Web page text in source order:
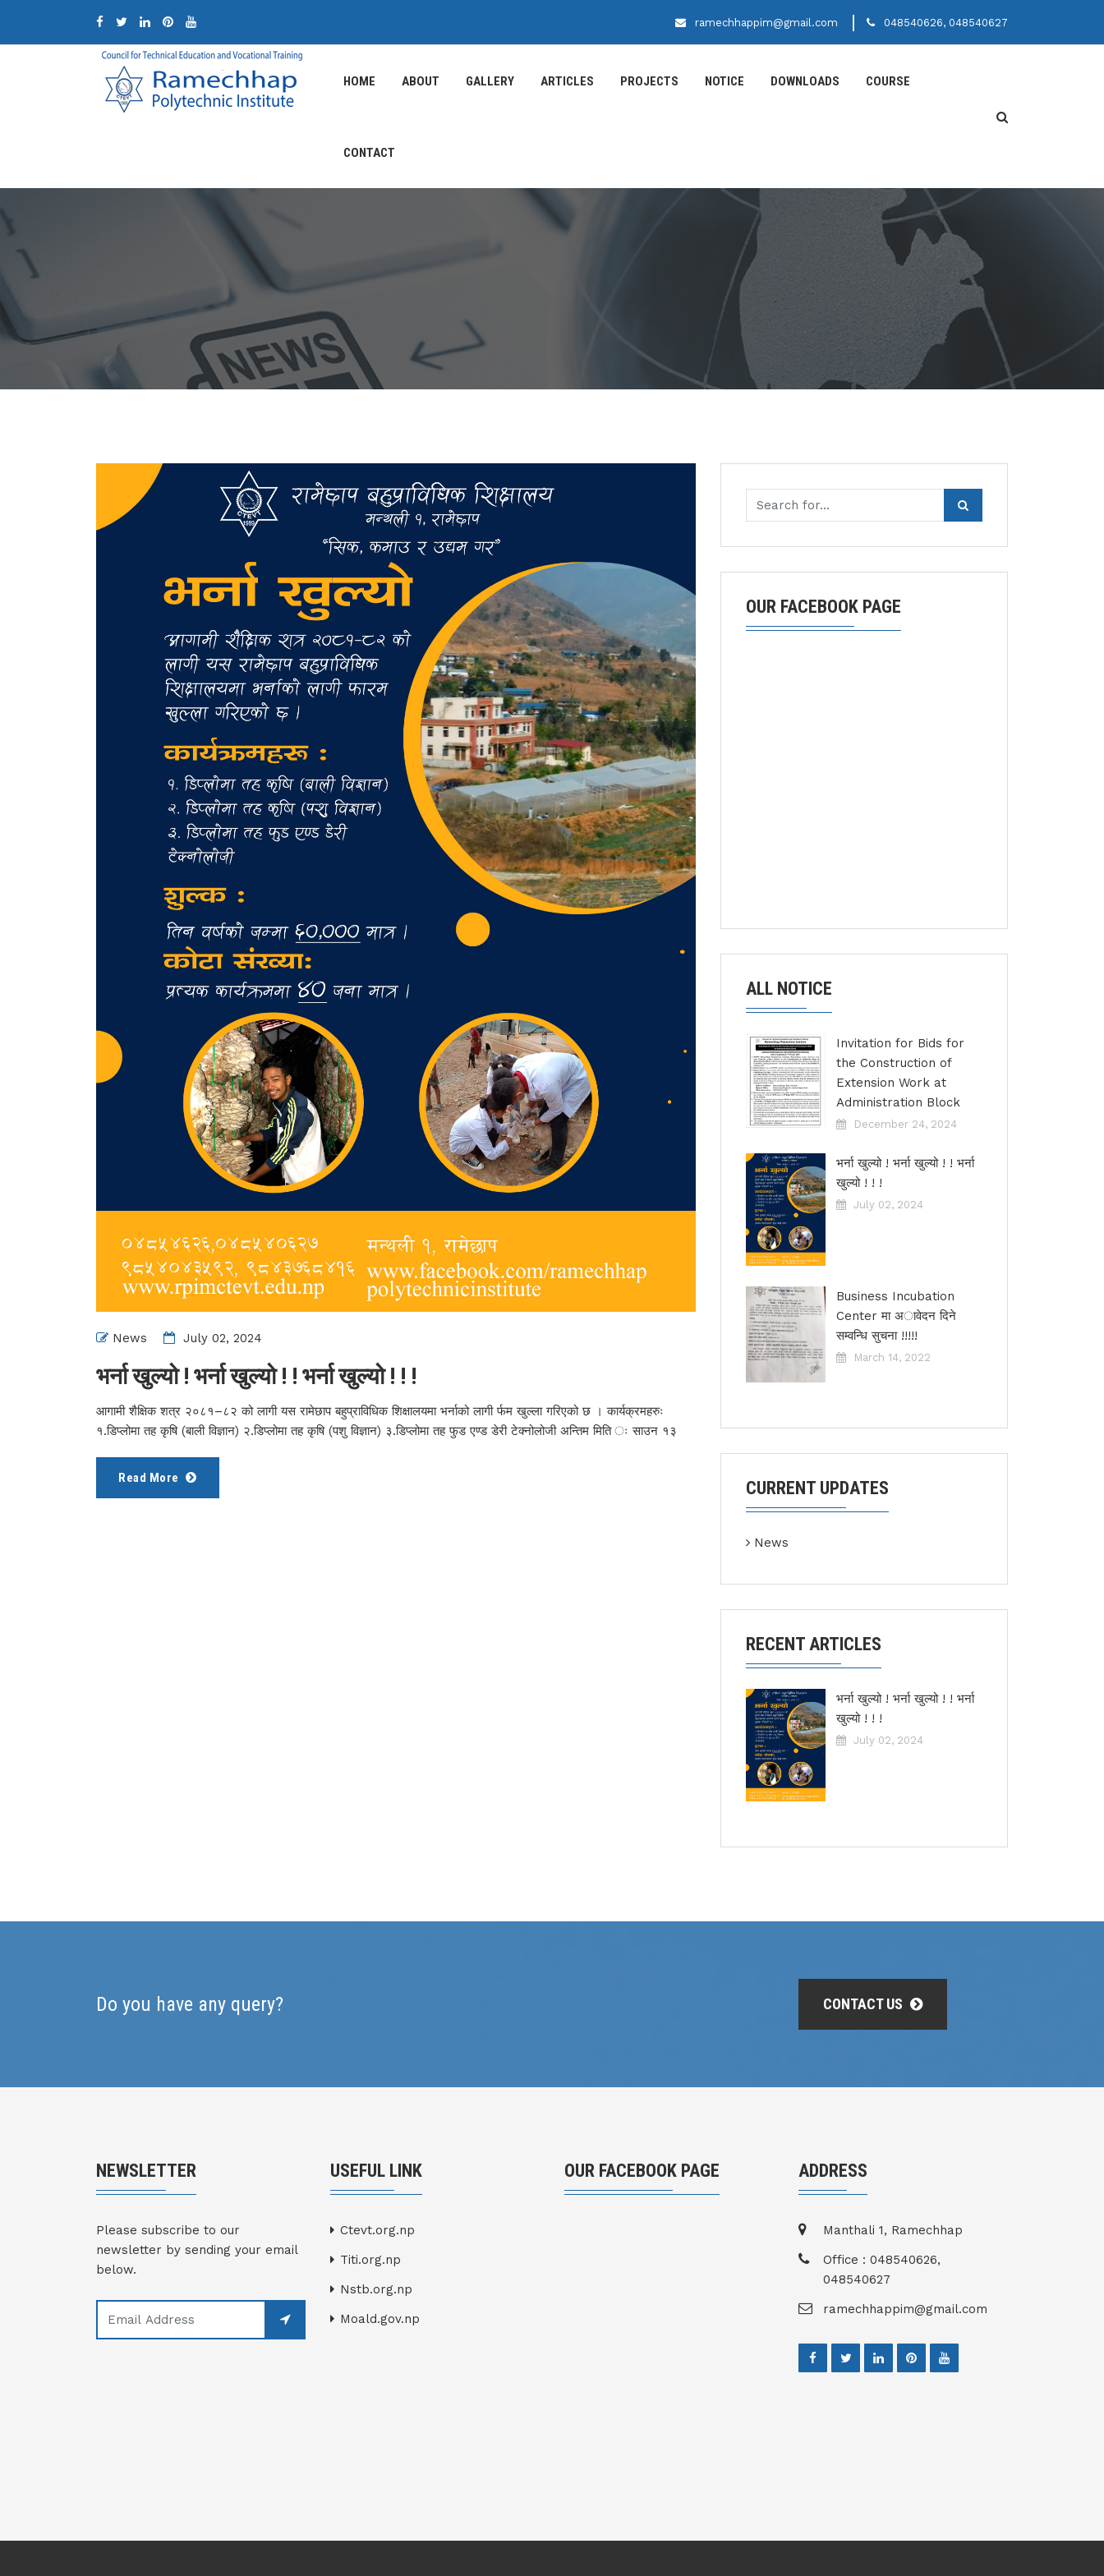
ramechhappim@gmail.com 048540626, 048540627
HOME ABOUT GALLERY ARTICLES PROJECTS NOTICE DOWNLOADS COURSE
CONTACT
News July 02, 2024
भर्ना खुल्यो ! भर्ना खुल्यो ! ! भर्ना खुल्यो ! ! !
आगामी शैक्षिक शत्र २०८१–८२ को लागी यस रामेछाप बहुप्राविधिक शिक्षालयमा भर्नाको लागी र्फम खुल्ला गरिएको छ । कार्यक्रमहरुः
१.डिप्लोमा तह कृषि (बाली विज्ञान) २.डिप्लोमा तह कृषि (पशु विज्ञान) ३.डिप्लोमा तह फुड एण्ड डेरी टेक्नोलोजी अन्तिम मिति ः साउन १३
Read More
OUR FACEBOOK PAGE
ALL NOTICE
Invitation for Bids for
the Construction of
Extension Work at
Administration Block
December 24, 2024
भर्ना खुल्यो ! भर्ना खुल्यो ! ! भर्ना
खुल्यो ! ! !
July 02, 2024
Business Incubation
Center मा अावेदन दिने
सम्वन्धि सुचना !!!!!
March 14, 2022
CURRENT UPDATES
News
RECENT ARTICLES
भर्ना खुल्यो ! भर्ना खुल्यो ! ! भर्ना
खुल्यो ! ! !
July 02, 2024
Do you have any query? CONTACT US
NEWSLETTER
Please subscribe to our
newsletter by sending your email
below.
USEFUL LINK
Ctevt.org.np
Titi.org.np
Nstb.org.np
Moald.gov.np
OUR FACEBOOK PAGE ADDRESS
Manthali 1, Ramechhap
Office : 048540626,
048540627
ramechhappim@gmail.com